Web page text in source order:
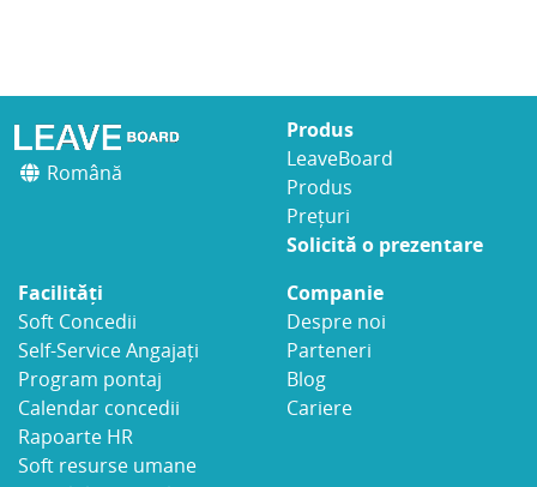
Română
Produs
LeaveBoard
Produs
Prețuri
Solicită o prezentare
Facilități
Soft Concedii
Self-Service Angajați
Program pontaj
Calendar concedii
Rapoarte HR
Soft resurse umane
Companie
Despre noi
Parteneri
Blog
Cariere